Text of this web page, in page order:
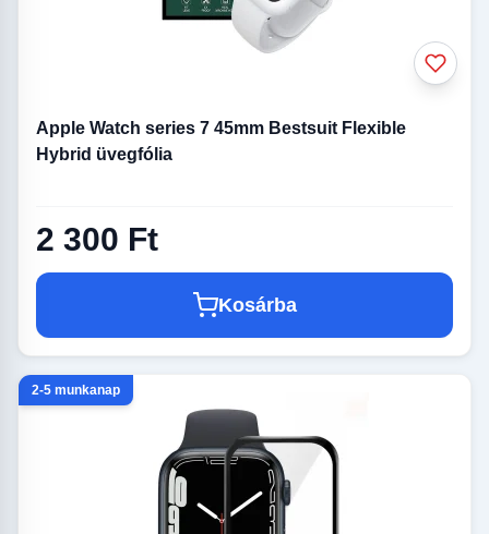
Apple Watch series 7 45mm Bestsuit Flexible
Hybrid üvegfólia
2 300 Ft
Kosárba
2-5 munkanap